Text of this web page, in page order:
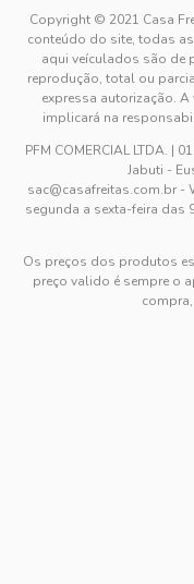
Copyright © 2021 Casa
conteúdo do site, todas
aqui veículados são de
reprodução, total ou
expressa autorização.
implicará na
PFM COMERCIAL LTDA. |
Jabuti -
sac@casafreitas.com.br -
segunda a sexta-feira das
Os preços dos produtos
preço valido é sempre o